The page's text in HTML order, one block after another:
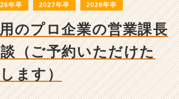
明
詳
細
|
ベ
ン
年卒 2027年卒 2028年卒
用のプロ企業の営業課長
（ご予約いただけた
ます）